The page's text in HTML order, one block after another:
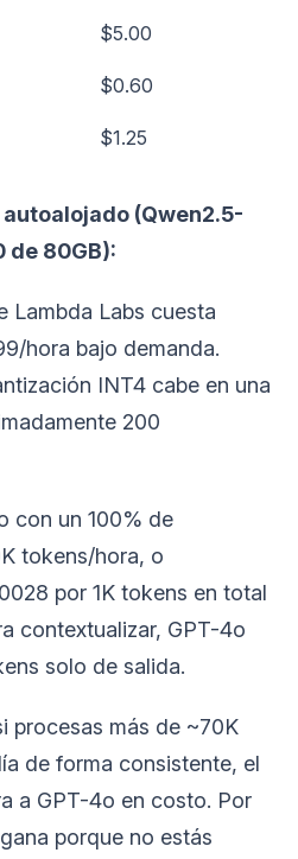
$5.00
$0.60
$1.25
(Qwen2.5-
de 80GB):
Lambda Labs cuesta
hora bajo demanda.
INT4 cabe en una
200
con un 100% de
tokens/hora, o
por 1K tokens en total
contextualizar, GPT-4o
solo de salida.
procesas más de ~70K
de forma consistente, el
a GPT-4o en costo. Por
porque no estás